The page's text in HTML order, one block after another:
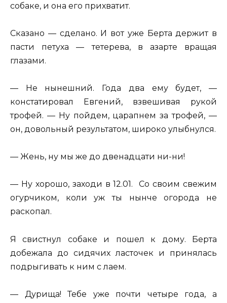
собаке, и она его прихватит.
Сказано — сделано. И вот уже Берта держит в
пасти петуха — тетерева, в азарте вращая
глазами.
— Не нынешний. Года два ему будет, —
констатировал Евгений, взвешивая рукой
трофей. — Ну пойдем, царапнем за трофей, —
он, довольный результатом, широко улыбнулся.
— Жень, ну мы же до двенадцати ни-ни!
— Ну хорошо, заходи в 12.01. Со своим свежим
огурчиком, коли уж ты нынче огорода не
раскопал.
Я свистнул собаке и пошел к дому. Берта
добежала до сидячих ласточек и принялась
подрыгивать к ним с лаем.
— Дурища! Тебе уже почти четыре года, а